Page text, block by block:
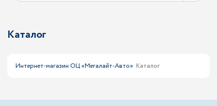
Каталог
Интернет-магазин ОЦ «Мегалайт-Авто» Каталог